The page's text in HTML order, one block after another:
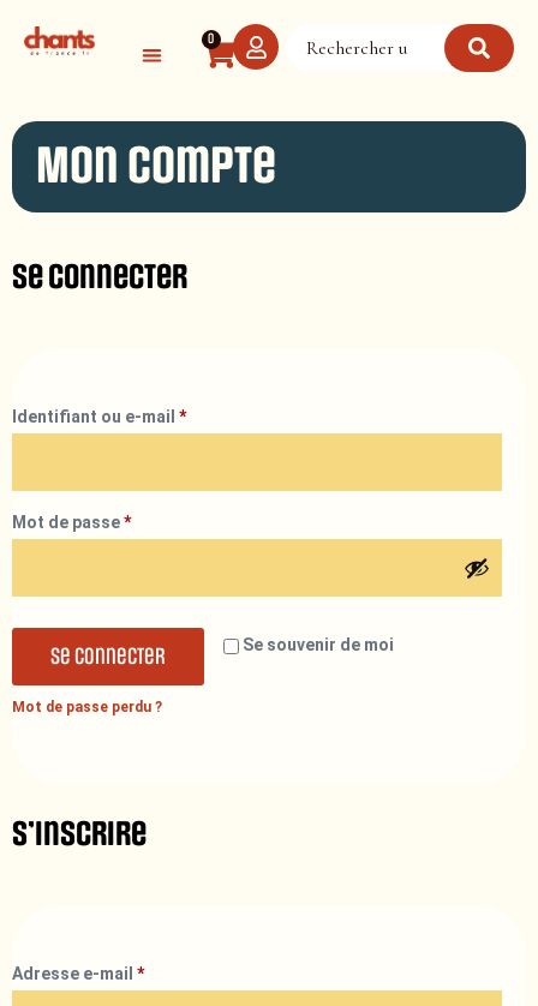
0
Mon compte
Se connecter
Identifiant ou e-mail *
Mot de passe*
Se souvenir de moi
Se connecter
Mot de passe perdu ?
S’inscrire
Adresse e-mail *